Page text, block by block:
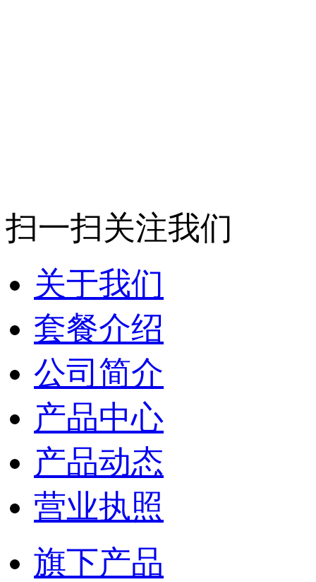
扫一扫关注我们
关于我们
套餐介绍
公司简介
产品中心
产品动态
营业执照
旗下产品